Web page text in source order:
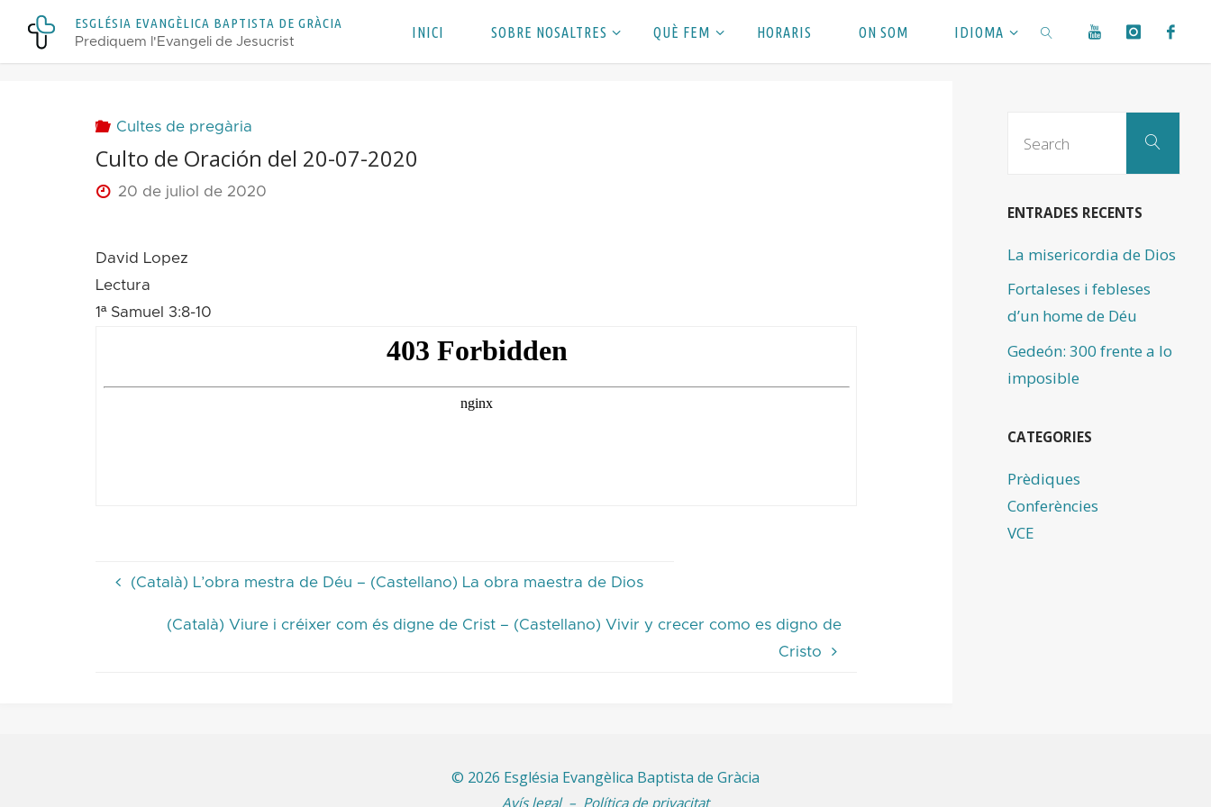
content
ESGLÉSIA EVANGÈLICA BAPTISTA DE GRÀCIA
Prediquem l'Evangeli de Jesucrist
INICI SOBRE NOSALTRES QUÈ FEM HORARIS ON SOM IDIOMA
Cultes de pregària
Culto de Oración del 20-07-2020
20 de juliol de 2020
David Lopez
Lectura
1ª Samuel 3:8-10
(Català) L’obra mestra de Déu – (Castellano) La obra maestra de Dios
(Català) Viure i créixer com és digne de Crist – (Castellano) Vivir y crecer como es digno de
Cristo
Search
ENTRADES RECENTS
La misericordia de Dios
Fortaleses i febleses
d’un home de Déu
Gedeón: 300 frente a lo
imposible
CATEGORIES
Prèdiques
Conferències
VCE
© 2026 Església Evangèlica Baptista de Gràcia
Avís legal– Política de privacitat